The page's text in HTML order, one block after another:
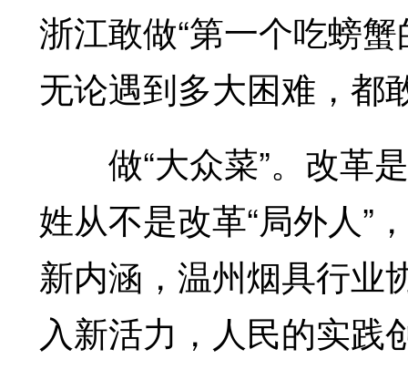
浙江敢做“第一个吃螃蟹
无论遇到多大困难，都
做“大众菜”。改革是
姓从不是改革“局外人”
新内涵，温州烟具行业
入新活力，人民的实践